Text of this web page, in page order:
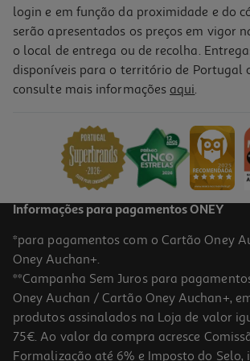
login e em função da proximidade e do
serão apresentados os preços em vigor
o local de entrega ou de recolha.
disponíveis para o território de Portugal
consulte mais informações aqui.
Informações para pagamentos ONEY
*para pagamentos com o Cartão Oney
Oney Auchan+.
**Campanha Sem Juros para
Oney Auchan / Cartão Oney Auchan+,
produtos assinalados na Loja de valor
75€. Ao valor da compra acresce
Formalização até 6% e Imposto do Selo,